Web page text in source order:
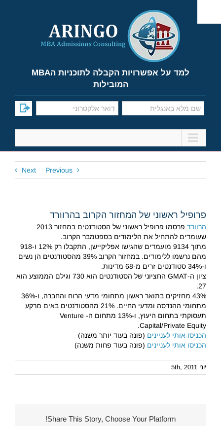
content
למד על אפשרויות הקבלה לתוכניות הMBA
המובילות
Previous
Next
פרופיל ראשוני של המחזור הקרוב בהרוורד
הרוורד
פרסמו פרופיל ראשוני של הסטודנטים במחזור 2013
שעומדים להתחיל את הלימודים בספטמבר הקרוב.
מתוך 9134 מועמדים שהגישו אפליקיישן, התקבלו רק 12% ו-918
מהם נרשמו ללימודים. במחזור הקרוב 39% מהסטודנטים הן נשים
ו-34% סטודנטים זרים מ-68 מדינות.
ציון ה-GMAT החציוני של הסטודנטים הוא 730 וגילם הממוצע הוא
27.
43% מחזיקים בתואר ראשון מתחומי מדעי הרוח והחברה, ו-36%
מתחומי ההנדסה ומדעי החיים. 21% מהסטודנטים באים מרקע
תעסוקתי בתחום היעוץ, ו-13% מתחום ה- Venture
Capital/Private Equity.
הכניסו אותי לעניינים (פונה בעוד יותר משנה)
הכניסו אותי לעניינים (פונה בעוד פחות משנה)
יוני 5th, 2011
Share This Story, Choose Your Platform!